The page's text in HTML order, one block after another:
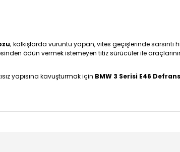
; kalkışlarda vuruntu yapan, vites geçişlerinde
ödün vermek istemeyen titiz sürücüler ile
yapısına kavuşturmak için BMW 3 Serisi E46